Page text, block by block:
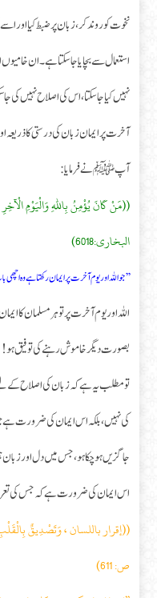
نخوت کو روند کر، زبان پر ضبط کیا اور
استعمال سے بچایا جاسکتا ہے۔ ان
نہیں کیا جاسکتا ، اس کی اصلاح نہیں
آخرت پر ایمان زبان کی درستی کا
آپﷺ نے فرمایا:
((مَنْ كَانَ يُؤْمِنُ بِاللهِ وَالْيَوْمِ
البخاری:6018)
’’ جو اللہ اور یوم آخرت پر ایمان رکھتا ہے وہ
اللہ اور یوم آخرت پر تو ہر مسلمان کا
بصورت دیگر خاموش رہنے کی توفیق ہو!
تو مطلب یہ ہے کہ زبان کی اصلاح کے
کی نہیں ، بلکہ اس ایمان کی ضرورت ہے
جاگزیں ہو چکا ہو، جس میں دل اور
اس ایمان کی ضرورت ہے کہ جس کی
ص: 611)